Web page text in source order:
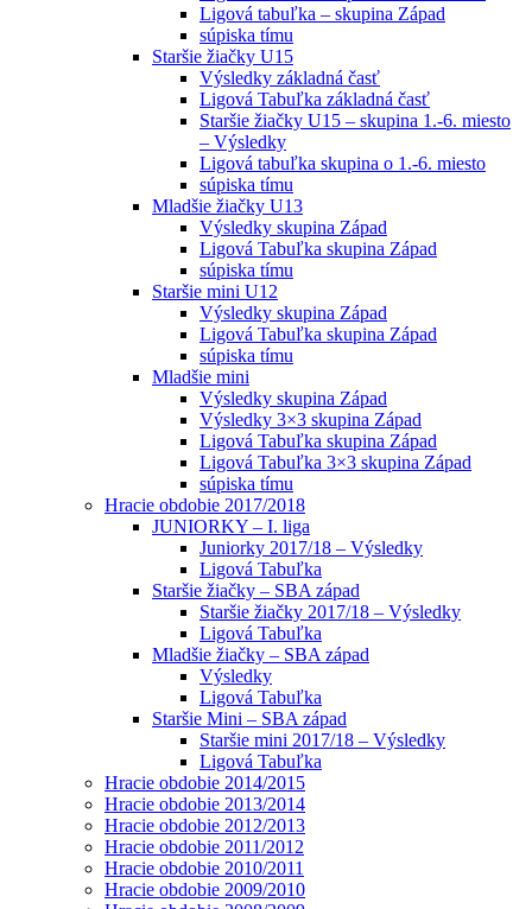
Ligová tabuľka – skupina Západ
súpiska tímu
Staršie žiačky U15
Výsledky základná časť
Ligová Tabuľka základná časť
Staršie žiačky U15 – skupina 1.-6. miesto
– Výsledky
Ligová tabuľka skupina o 1.-6. miesto
súpiska tímu
Mladšie žiačky U13
Výsledky skupina Západ
Ligová Tabuľka skupina Západ
súpiska tímu
Staršie mini U12
Výsledky skupina Západ
Ligová Tabuľka skupina Západ
súpiska tímu
Mladšie mini
Výsledky skupina Západ
Výsledky 3×3 skupina Západ
Ligová Tabuľka skupina Západ
Ligová Tabuľka 3×3 skupina Západ
súpiska tímu
Hracie obdobie 2017/2018
JUNIORKY – I. liga
Juniorky 2017/18 – Výsledky
Ligová Tabuľka
Staršie žiačky – SBA západ
Staršie žiačky 2017/18 – Výsledky
Ligová Tabuľka
Mladšie žiačky – SBA západ
Výsledky
Ligová Tabuľka
Staršie Mini – SBA západ
Staršie mini 2017/18 – Výsledky
Ligová Tabuľka
Hracie obdobie 2014/2015
Hracie obdobie 2013/2014
Hracie obdobie 2012/2013
Hracie obdobie 2011/2012
Hracie obdobie 2010/2011
Hracie obdobie 2009/2010